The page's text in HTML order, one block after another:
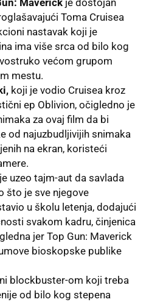
Toma Cruisea
nastavak koji je
ima više srca od bilo kog
većom grupom
mestu.
koji je vodio Cruisea kroz
ep Oblivion, očigledno je
za ovaj film da bi
od najuzbudlјivijih snimaka
na ekran, koristeći
uzeo tajm-aut da savlada
što je sve njegove
u školu letenja, dodajući
svakom kadru, činjenica
jer Top Gun: Maverick
bioskopske publike
blockbuster-om koji treba
od bilo kog stepena